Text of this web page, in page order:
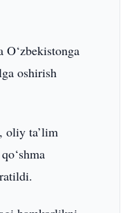
oshirish
oliy ta’lim